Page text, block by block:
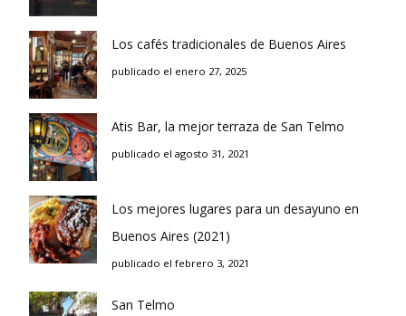
Los cafés tradicionales de Buenos Aires
publicado el enero 27, 2025
Atis Bar, la mejor terraza de San Telmo
publicado el agosto 31, 2021
Los mejores lugares para un desayuno en
Buenos Aires (2021)
publicado el febrero 3, 2021
San Telmo